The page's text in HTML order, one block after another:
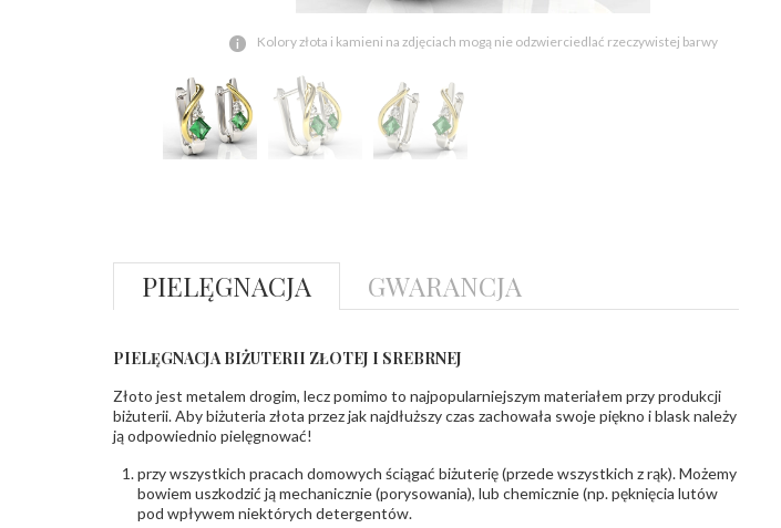
Kolory złota i kamieni na zdjęciach mogą nie odzwierciedlać rzeczywistej barwy
PIELĘGNACJA GWARANCJA
PIELĘGNACJA BIŻUTERII ZŁOTEJ I SREBRNEJ
Złoto jest metalem drogim, lecz pomimo to najpopularniejszym materiałem przy produkcji
biżuterii. Aby biżuteria złota przez jak najdłuższy czas zachowała swoje piękno i blask należy
ją odpowiednio pielęgnować!
przy wszystkich pracach domowych ściągać biżuterię (przede wszystkich z rąk). Możemy
bowiem uszkodzić ją mechanicznie (porysowania), lub chemicznie (np. pęknięcia lutów
pod wpływem niektórych detergentów.